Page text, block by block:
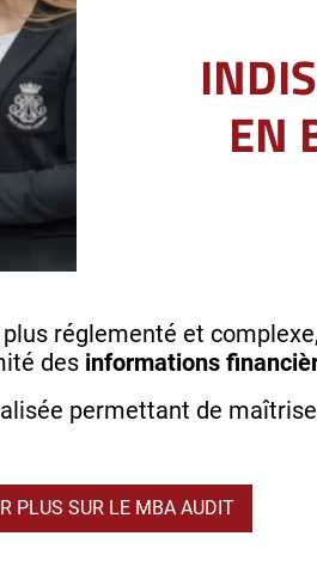
EN
réglementé et
des informations
permettant de
PLUS SUR LE MBA AUDIT